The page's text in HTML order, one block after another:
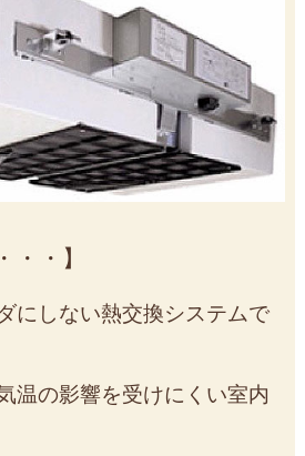
・・
にしない熱交換システムで
温の影響を受けにくい室内